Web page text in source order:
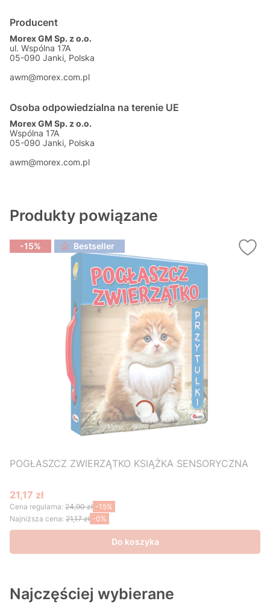
Producent
Morex GM Sp. z o.o.
ul. Wspólna 17A
05-090 Janki, Polska
awm@morex.com.pl
Osoba odpowiedzialna na terenie UE
Morex GM Sp. z o.o.
Wspólna 17A
05-090 Janki, Polska
awm@morex.com.pl
Produkty powiązane
-15% Bestseller
POGŁASZCZ ZWIERZĄTKO KSIĄŻKA SENSORYCZNA
Cena promocyjna
21,17 zł
Cena regularna: 24,90 zł -15%
Najniższa cena: 21,17 zł -0%
Do koszyka
Najczęściej wybierane